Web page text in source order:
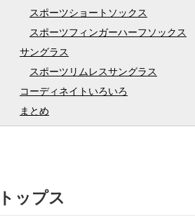
スポーツショートソックス
スポーツフィンガーハーフソックス
サングラス
スポーツリムレスサングラス
コーディネイトいろいろ
まとめ
トップス